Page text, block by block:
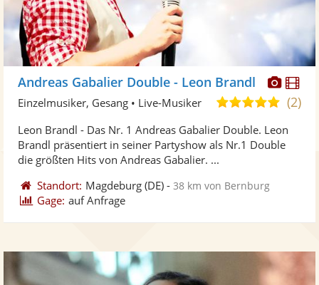
Fotos
Andreas Gabalier Double - Leon Brandl
5,0
5
(2)
Einzelmusiker, Gesang • Live-Musiker
Leon Brandl - Das Nr. 1 Andreas Gabalier Double. Leon
Brandl präsentiert in seiner Partyshow als Nr.1 Double
die größten Hits von Andreas Gabalier. ...
Standort: Magdeburg (DE) -38 km von Bernburg
Gage: auf Anfrage